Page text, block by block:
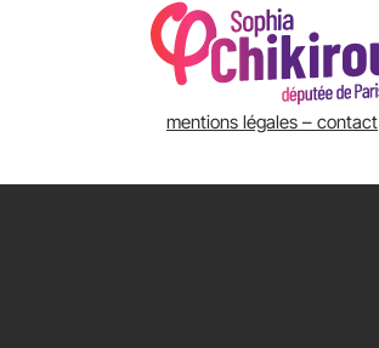
mentions légales – contact